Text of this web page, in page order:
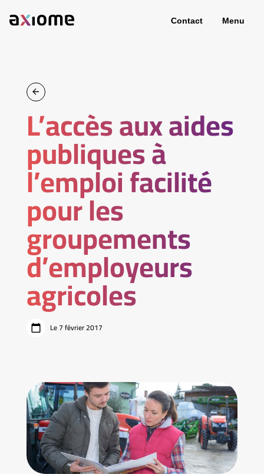
Contact Menu
L’accès aux aides
publiques à
l’emploi facilité
pour les
groupements
d’employeurs
agricoles
Le 7 février 2017